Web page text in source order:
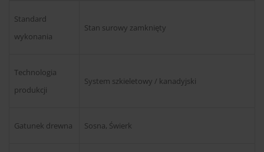
Standard
wykonania
Stan surowy zamknięty
Technologia
produkcji
System szkieletowy / kanadyjski
Gatunek drewna Sosna, Świerk